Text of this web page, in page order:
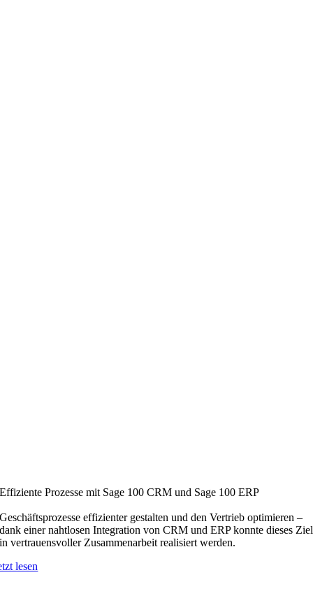
Effiziente Prozesse mit Sage 100 CRM und Sage 100 ERP
Geschäftsprozesse effizienter gestalten und den Vertrieb optimieren –
dank einer nahtlosen Integration von CRM und ERP konnte dieses Ziel
in vertrauensvoller Zusammenarbeit realisiert werden.
lesen